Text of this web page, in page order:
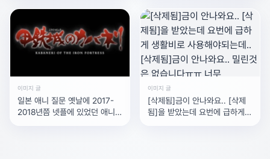
나중에 하고 유학을
보셨는데요 굴삭기
이미지 글
일본 애니 질문 옛날에 2017-
2018년쯤 넷플에 있었던 애니메
이미지 글
[삭제됨]금이 안나와요.. [삭제
됨]을 받았는데 요번에 급하게